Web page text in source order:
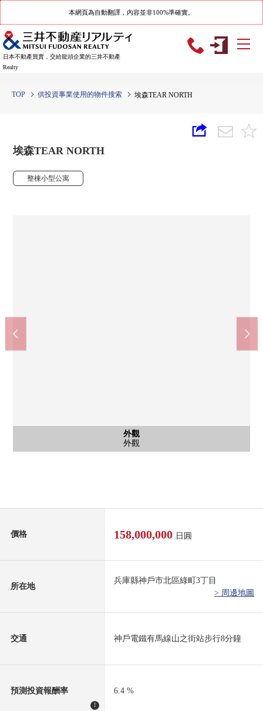
本網頁為自動翻譯，內容並非100%準確實。
日本不動產買賣，交給龍頭企業的三井不動產
Realty
TOP 供投資事業使用的物件搜索 埃森TEAR NORTH
埃森TEAR NORTH
整棟小型公寓
外觀
外觀
外觀
外觀
含有前面道路的外觀
外觀
其他
腳踏車停放處
價格 158,000,000 日圓
所在地
兵庫縣神戶市北區綠町3丁目
> 周邊地圖
交通 神戶電鐵有馬線山之街站步行8分鐘
預測投資報酬率
!
6.4 %